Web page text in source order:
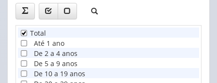
Total
Até 1 ano
De 2 a 4 anos
De 5 a 9 anos
De 10 a 19 anos